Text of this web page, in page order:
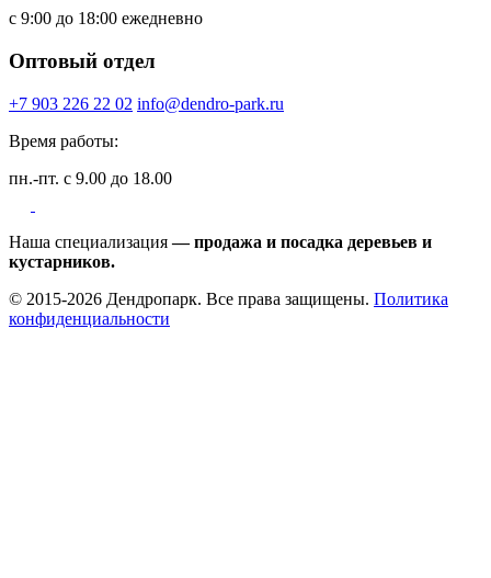
с 9:00 до 18:00 ежедневно
Оптовый отдел
+7 903 226 22 02 info@dendro-park.ru
Время работы:
пн.-пт. с 9.00 до 18.00
Наша специализация— продажа и посадка деревьев и
кустарников.
© 2015-2026 Дендропарк. Все права защищены. Политика
конфиденциальности